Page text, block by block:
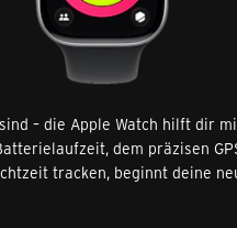
– die Apple Watch hilft dir
dem präzisen
tracken, beginnt deine